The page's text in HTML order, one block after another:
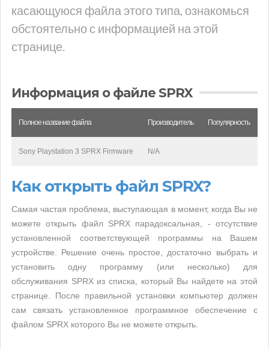
касающуюся файла этого типа, ознакомься
обстоятельно с информацией на этой
странице.
Информация о файле SPRX
Полное название файла Производитель Популярность
Sony Playstation 3 SPRX Firmware N/A
Как открыть файл SPRX?
Самая частая проблема, выступающая в момент, когда Вы не
можете открыть файл SPRX парадоксальная, - отсутствие
установленной соответствующей программы на Вашем
устройстве. Решение очень простое, достаточно выбрать и
установить одну программу (или несколько) для
обслуживания SPRX из списка, который Вы найдете на этой
странице. После правильной установки компьютер должен
сам связать установленное программное обеспечение с
файлом SPRX которого Вы не можете открыть.